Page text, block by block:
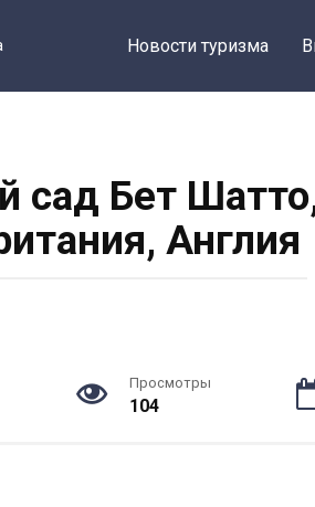
Новости туризма
сад Бет
Англия
Просмотры
104